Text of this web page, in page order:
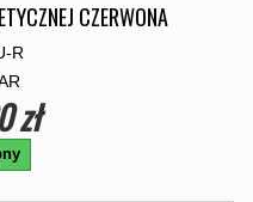
CZERWONA
R
zł